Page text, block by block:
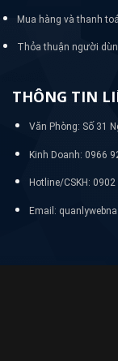
Mua hàng và thanh
Thỏa thuận người
THÔNG TIN
Văn Phòng: Số 31
Kinh Doanh: 0966
Hotline/CSKH: 0902
Email: